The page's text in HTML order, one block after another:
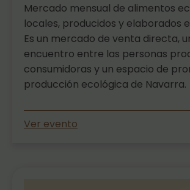
Mercado mensual de alimentos
locales, producidos y elaborados
Es un mercado de venta directa,
encuentro entre las personas
consumidoras y un espacio de
producción ecológica de Navarra.
Ver evento